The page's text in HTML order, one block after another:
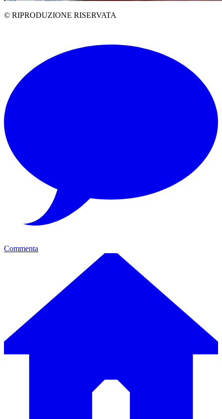
© RIPRODUZIONE RISERVATA
Commenta